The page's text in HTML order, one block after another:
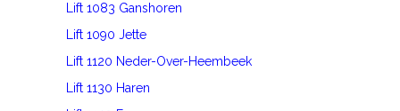
Lift 1083 Ganshoren
Lift 1090 Jette
Lift 1120 Neder-Over-Heembeek
Lift 1130 Haren